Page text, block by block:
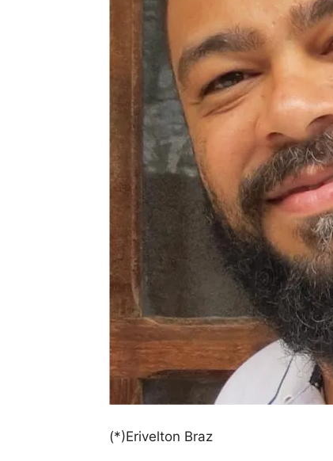
(*)Erivelton Braz